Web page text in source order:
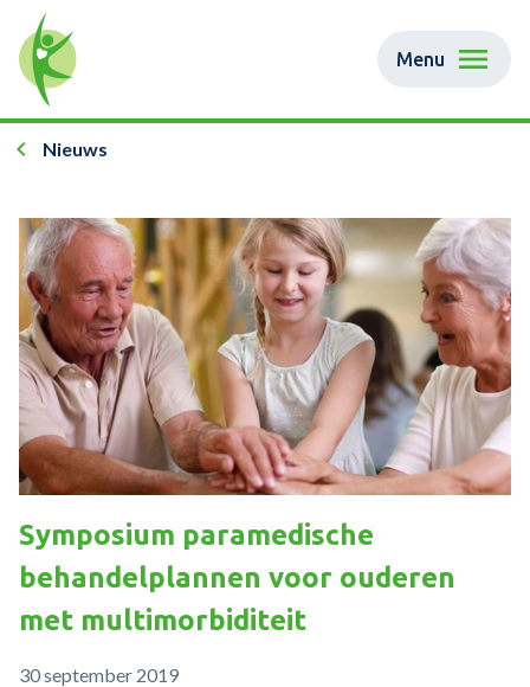
Menu
Nieuws
Symposium paramedische
behandelplannen voor ouderen
met multimorbiditeit
30 september 2019